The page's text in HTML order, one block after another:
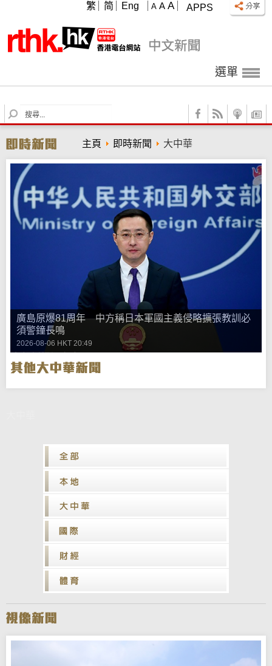
APPS
A A A
繁 简 Eng
選單
S
e
r
c
h
主頁 即時新聞 大中華
廣島原爆81周年 中方稱日本軍國主義侵略擴張教訓必
須警鐘長鳴
2026-08-06 HKT 20:49